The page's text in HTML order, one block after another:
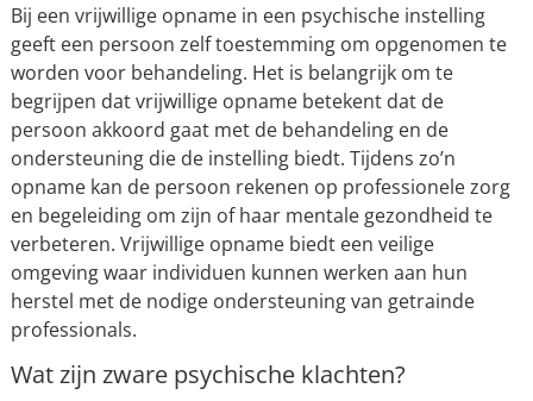
Bij een vrijwillige opname in een psychische instelling
geeft een persoon zelf toestemming om opgenomen te
worden voor behandeling. Het is belangrijk om te
begrijpen dat vrijwillige opname betekent dat de
persoon akkoord gaat met de behandeling en de
ondersteuning die de instelling biedt. Tijdens zo’n
opname kan de persoon rekenen op professionele zorg
en begeleiding om zijn of haar mentale gezondheid te
verbeteren. Vrijwillige opname biedt een veilige
omgeving waar individuen kunnen werken aan hun
herstel met de nodige ondersteuning van getrainde
professionals.
Wat zijn zware psychische klachten?